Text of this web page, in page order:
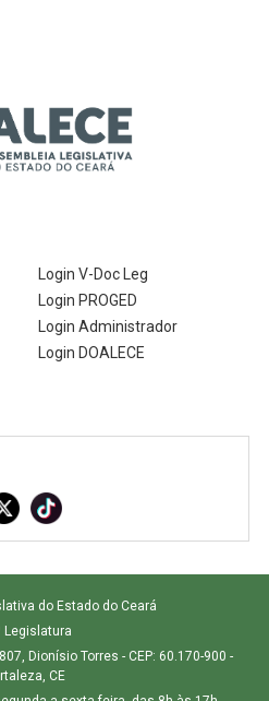
Login V-Doc Leg
Login PROGED
Login Administrador
Login DOALECE
do Estado do Ceará
Legislatura
Dionísio Torres - CEP: 60.170-900 -
CE